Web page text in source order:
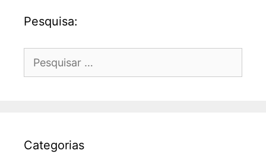
Pesquisa:
por:
Categorias